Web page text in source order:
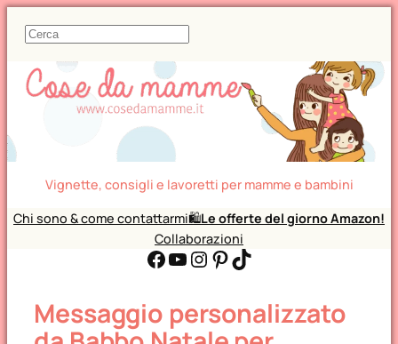
C
r
c
Vignette, consigli e lavoretti per mamme e bambini
Chi sono & come contattarmi🛍️Le offerte del giorno Amazon!
Collaborazioni
Facebook YouTube Instagram Pinterest TikTok
Messaggio personalizzato